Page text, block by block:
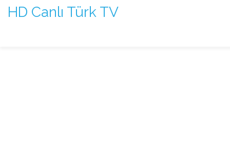
HD Canlı Türk TV